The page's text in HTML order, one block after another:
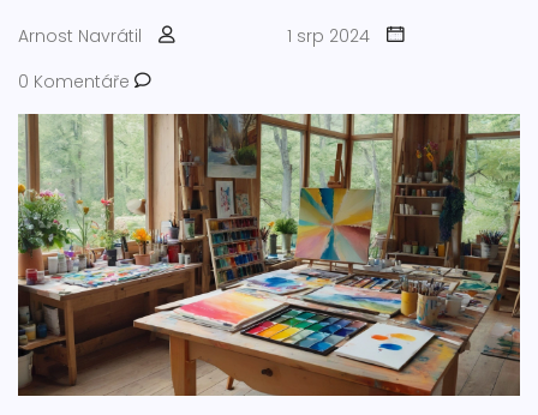
Arnost Navrátil
1 srp 2024
0 Komentáře